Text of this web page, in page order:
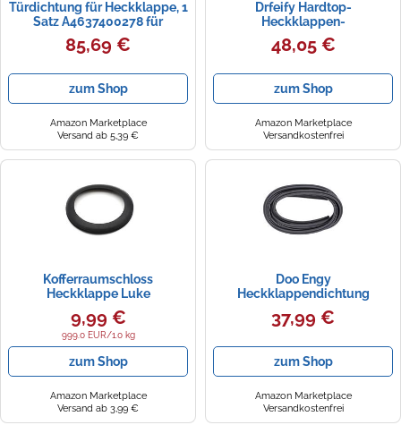
Türdichtung für Heckklappe, 1
Satz A4637400278 für
Mercedes-Benz W463 G-
Klasse Ersatz ABS-
Trim Dichtung für
Fahrzeugwartung
85,69 €
zum Shop
Amazon Marketplace
Versand ab 5,39 €
Drfeify Hardtop-
Heckklappen-
Glasverkleidungsdichtung,
Gummi-Dichtungsstreifen-
2010, Stoßdämpfung,
Einfache Installation,
Verwendung der Hinteren
Heckklappe
48,05 €
zum Shop
Amazon Marketplace
Versandkostenfrei
Kofferraumschloss
Heckklappe Luke
Kofferraumdeckel
Schlossdichtung Gummiring
Dichtung Heckklappenschloß
Schloss Schwarz Für VW
Passat Scirocco 2 Jetta MK1
Golf Polo Santana 161827527
9,99 €
999.0 EUR/1.0 kg
zum Shop
Amazon Marketplace
Versand ab 3,99 €
Doo Engy
Heckklappendichtung
Dichtung Heckklappe
Gummidichtung Ersatzteil für
37,99 €
zum Shop
Amazon Marketplace
Versandkostenfrei